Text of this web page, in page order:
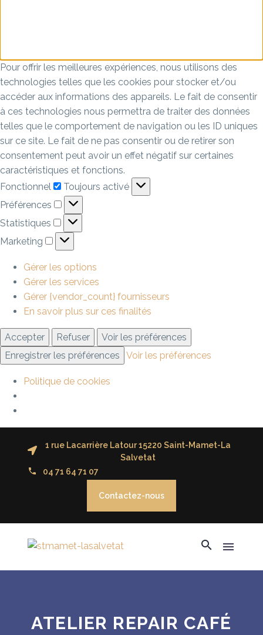
Pour offrir les meilleures expériences, nous utilisons des
technologies telles que les cookies pour stocker et/ou
accéder aux informations des appareils. Le fait de consentir
à ces technologies nous permettra de traiter des données
telles que le comportement de navigation ou les ID uniques
sur ce site. Le fait de ne pas consentir ou de retirer son
consentement peut avoir un effet négatif sur certaines
caractéristiques et fonctions.
Fonctionnel
Toujours activé
Préférences
Statistiques
Marketing
Gérer les options
Gérer les services
Gérer {vendor_count} fournisseurs
En savoir plus sur ces finalités
Accepter Refuser
Voir les préférences
Enregistrer les préférences
Voir les préférences
Politique de cookies
1 rue Lacarrière Latour 15220 Saint-Mamet-La
Salvetat
04 71 64 71 07
Contactez-nous
ATELIER REPAIR CAFÉ